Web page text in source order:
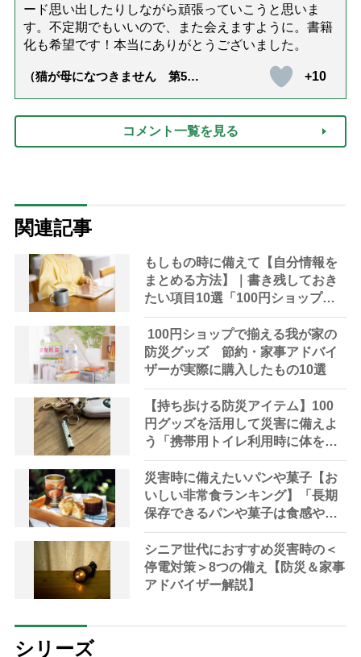
ード思い出したりしながら頑張っていこうと思いま
す。不定期でもいいので、また会えますように。書籍
化も希望です！本当にありがとうございました。
（猫が母になつきません 第500
+10
コメント一覧を見る
関連記事
もしもの時に備えて【自分情報を
まとめる方法】｜書き残しておき
たい項目10選「100円ショップの
整理ノートも便利」
100円ショップで揃える我が家の
防災グッズ 節約・家事アドバイ
ザーが実際に購入したもの10選
【持ち歩ける防災アイテム】100
円グッズを活用して災害に備えよ
う「携帯用トイレ利用時に体を隠
す黒いゴミ袋も一緒に」と専門家
災害時に備えたいパンや菓子【お
いしい非常食ランキング】「長期
保存できるパンや菓子は食感や風
味も進化」
シニア世代におすすめ災害時の＜
停電対策＞8つの備え【防災＆家事
アドバイザー解説】
シリーズ